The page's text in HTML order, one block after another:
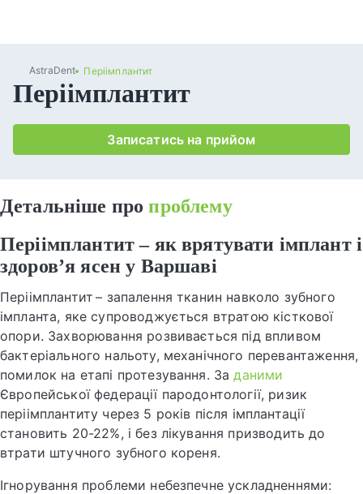
AstraDent Періімплантит
Періімплантит
Записатись на прийом
Детальніше пропроблему
Періімплантит – як врятувати імплант і
здоров’я ясен у Варшаві
Періімплантит – запалення тканин навколо зубного
імпланта, яке супроводжується втратою кісткової
опори. Захворювання розвивається під впливом
бактеріального нальоту, механічного перевантаження,
помилок на етапі протезування. За даними
Європейської федерації пародонтології, ризик
періімплантиту через 5 років після імплантації
становить 20-22%, і без лікування призводить до
втрати штучного зубного кореня.
Ігнорування проблеми небезпечне ускладненнями: